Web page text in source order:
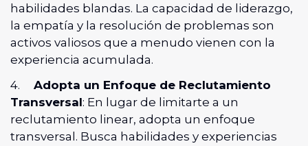
habilidades blandas. La capacidad de liderazgo,
la empatía y la resolución de problemas son
activos valiosos que a menudo vienen con la
experiencia acumulada.
4. Adopta un Enfoque de Reclutamiento
Transversal: En lugar de limitarte a un
reclutamiento linear, adopta un enfoque
transversal. Busca habilidades y experiencias